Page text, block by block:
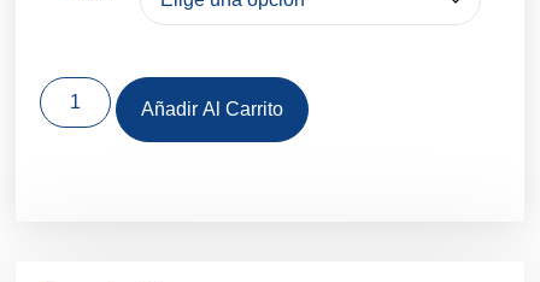
Añadir Al Carrito